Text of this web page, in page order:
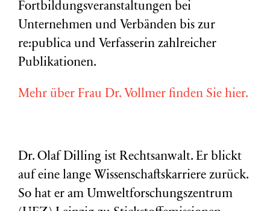
Fortbildungsveranstaltungen bei
Unternehmen und Verbänden bis zur
re:publica und Verfasserin zahlreicher
Publikationen.
Mehr über Frau Dr. Vollmer finden Sie hier.
Dr. Olaf Dilling ist Rechtsanwalt. Er blickt
auf eine lange Wissenschaftskarriere zurück.
So hat er am Umweltforschungszentrum